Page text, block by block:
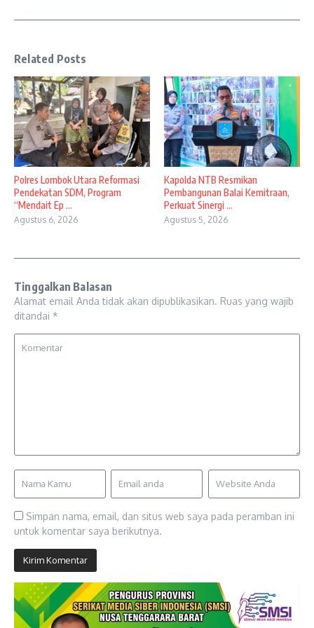
Related Posts
Polres Lombok Utara Reformasi
Pendekatan SDM, Program
“Mendait Ep ...
Agustus 6, 2026
Kapolda NTB Resmikan
Pembangunan Balai Kemitraan,
Perkuat Sinergi ...
Agustus 5, 2026
Tinggalkan Balasan
Alamat email Anda tidak akan dipublikasikan. Ruas yang wajib
ditandai *
Simpan nama, email, dan situs web saya pada peramban ini
untuk komentar saya berikutnya.